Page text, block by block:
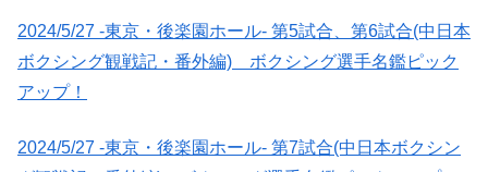
2024/5/27 -東京・後楽園ホール- 第5試合、第6試合(中日本
ボクシング観戦記・番外編) ボクシング選手名鑑ピック
アップ！
2024/5/27 -東京・後楽園ホール- 第7試合(中日本ボクシン